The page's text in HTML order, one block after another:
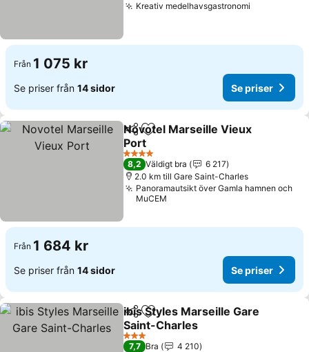
Kreativ medelhavsgastronomi
Från 1 075 kr
Se priser från 14 sidor Se priser
Dela Lägg till i Mina Favoriter
Novotel Marseille Vieux
Port
4 Stjärnor
8,2 Väldigt bra
6 217
2.0 km till Gare Saint-Charles
Panoramautsikt över Gamla hamnen och
MuCEM
Från 1 684 kr
Se priser från 14 sidor Se priser
Dela Lägg till i Mina Favoriter
ibis Styles Marseille Gare
Saint-Charles
3 Stjärnor
7,7 Bra
4 210